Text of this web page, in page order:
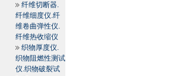
纤维切断器.
纤维细度仪.纤
维卷曲弹性仪.
纤维热收缩仪
织物厚度仪.
织物阻燃性测试
仪.织物破裂试